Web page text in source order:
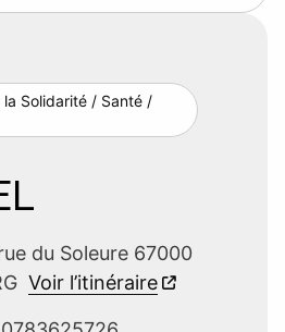
Solidarité / Santé /
du Soleure 67000
Voir l’itinéraire